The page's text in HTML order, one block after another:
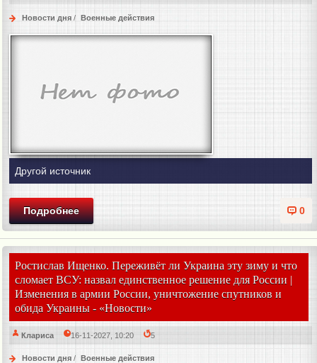
Новости дня / Военные действия
Другой источник
0
Подробнее
Ростислав Ищенко. Переживёт ли Украина эту зиму и что
сломает ВСУ: назвал единственное решение для России |
Изменения в армии России, уничтожение спутников и
обида Украины - «Новости»
Клариса 16-11-2027, 10:20 5
Новости дня / Военные действия